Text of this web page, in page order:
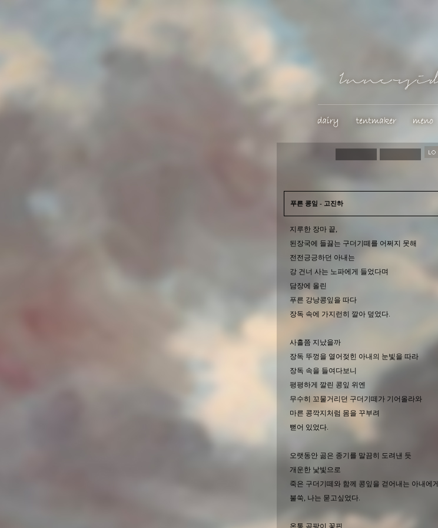
푸른 콩잎 - 고진하
지루한 장마 끝,
된장국에 들끓는 구더기떼를 어쩌지 못해
전전긍긍하던 아내는
강 건너 사는 노파에게 들었다며
담장에 올린
푸른 강낭콩잎을 따다
장독 속에 가지런히 깔아 덮었다.
사흘쯤 지났을까
장독 뚜껑을 열어젖힌 아내의 눈빛을 따라
장독 속을 들여다보니
평평하게 깔린 콩잎 위엔
무수히 꼬물거리던 구더기떼가 기어올라와
마른 콩깍지처럼 몸을 꾸부려
뻗어 있었다.
오랫동안 곪은 종기를 말끔히 도려낸 듯
개운한 낯빛으로
죽은 구더기떼와 함께 콩잎을 걷어내는 아내에게
불쑥, 나는 묻고싶었다.
온통 곰팡이 꽃핀